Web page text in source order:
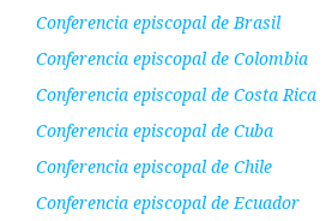
Conferencia episcopal de Brasil
Conferencia episcopal de Colombia
Conferencia episcopal de Costa Rica
Conferencia episcopal de Cuba
Conferencia episcopal de Chile
Conferencia episcopal de Ecuador